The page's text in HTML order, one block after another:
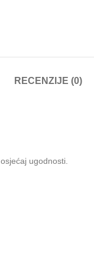
RECENZIJE (0)
ugodnosti.